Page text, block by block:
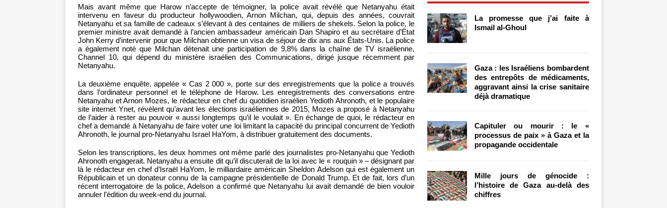
Mais avant même que Harow n’accepte de témoigner, la police avait révélé que Netanyahu était
intervenu en faveur du producteur hollywoodien, Arnon Milchan, qui, depuis des années, couvrait
Netanyahu et sa famille de cadeaux s’élevant à des centaines de milliers de shekels. Selon la police, le
premier ministre avait demandé à l’ancien ambassadeur américain Dan Shapiro et au secrétaire d’État
John Kerry d’intervenir pour que Milchan obtienne un visa de séjour de dix ans aux États-Unis. La police
a également noté que Milchan détenait une participation de 9,8% dans la chaîne de TV israélienne,
Channel 10, qui dépend du ministère israélien des Communications, dirigé jusque récemment par
Netanyahu.
La deuxième enquête, appelée « Cas 2 000 », porte sur des enregistrements que la police a trouvés
dans l’ordinateur personnel et le téléphone de Harow. Les enregistrements des conversations entre
Netanyahu et Arnon Mozes, le rédacteur en chef du quotidien israélien Yedioth Ahronoth, et le populaire
site internet Ynet, révèlent qu’avant les élections israéliennes de 2015, Mozes a proposé à Netanyahu
de l’aider à rester au pouvoir « aussi longtemps qu’il le voulait ». En échange de quoi, le rédacteur en
chef a demandé à Netanyahu de faire voter une loi limitant la capacité du principal concurrent de Yedioth
Ahronoth, le journal pro-Netanyahu Israel HaYom, à distribuer gratuitement des documents.
Selon les transcriptions, les deux hommes ont même parlé des journalistes pro-Netanyahu que Yedioth
Ahronoth engagerait. Netanyahu a ensuite dit qu’il discuterait de la loi avec le « rouquin » – désignant par
là le rédacteur en chef d’Israël HaYom, le milliardaire américain Sheldon Adelson qui est également un
Républicain et un donateur connu de la campagne présidentielle de Donald Trump. Et de fait, lors d’un
récent interrogatoire de la police, Adelson a confirmé que Netanyahu lui avait demandé de bien vouloir
annuler l’édition du week-end du journal.
La promesse que j’ai faite à
Ismail al-Ghoul
Gaza : les Israéliens bombardent
des entrepôts de médicaments,
aggravant ainsi la crise sanitaire
déjà dramatique
Capituler ou mourir : le «
processus de paix » à Gaza et la
propagande occidentale
Mille jours de génocide :
l’histoire de Gaza au-delà des
chiffres